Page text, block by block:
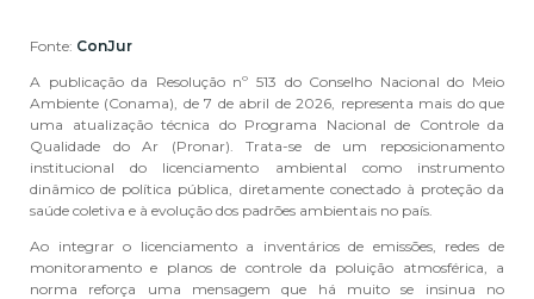
Fonte: ConJur
A publicação da Resolução nº 513 do Conselho Nacional do Meio
Ambiente (Conama), de 7 de abril de 2026, representa mais do que
uma atualização técnica do Programa Nacional de Controle da
Qualidade do Ar (Pronar). Trata-se de um reposicionamento
institucional do licenciamento ambiental como instrumento
dinâmico de política pública, diretamente conectado à proteção da
saúde coletiva e à evolução dos padrões ambientais no país.
Ao integrar o licenciamento a inventários de emissões, redes de
monitoramento e planos de controle da poluição atmosférica, a
norma reforça uma mensagem que há muito se insinua no